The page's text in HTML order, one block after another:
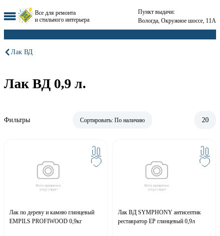
Все для ремонта
и стильного интерьера
Пункт выдачи:
Вологда, Окружное шоссе, 11А
Лак ВД
Лак ВД 0,9 л.
Фильтры Сортировать: По наличию 20
Лак по дереву и камню глянцевый
EMPILS PROFIWOOD 0,9кг
Лак ВД SYMPHONY антисептик
реставратор EP глянцевый 0,9л